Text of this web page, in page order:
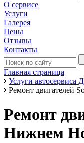
О сервисе
Услуги
Галерея
Цены
Отзывы
Контакты
Главная страница
Услуги автосервиса
Ремонт двигателей
Ремонт
Нижнем